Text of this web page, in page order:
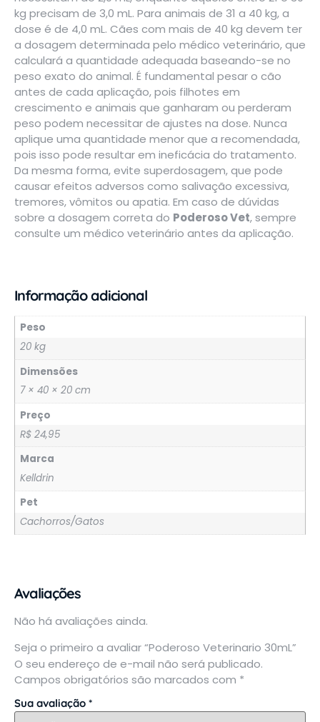
kg precisam de 3,0 mL. Para animais de 31 a 40 kg, a
dose é de 4,0 mL. Cães com mais de 40 kg devem ter
a dosagem determinada pelo médico veterinário, que
calculará a quantidade adequada baseando-se no
peso exato do animal. É fundamental pesar o cão
antes de cada aplicação, pois filhotes em
crescimento e animais que ganharam ou perderam
peso podem necessitar de ajustes na dose. Nunca
aplique uma quantidade menor que a recomendada,
pois isso pode resultar em ineficácia do tratamento.
Da mesma forma, evite superdosagem, que pode
causar efeitos adversos como salivação excessiva,
tremores, vômitos ou apatia. Em caso de dúvidas
sobre a dosagem correta do Poderoso Vet, sempre
consulte um médico veterinário antes da aplicação.
Informação adicional
Peso
20 kg
Dimensões
7 × 40 × 20 cm
Preço
R$ 24,95
Marca
Kelldrin
Pet
Cachorros/Gatos
Avaliações
Não há avaliações ainda.
Seja o primeiro a avaliar “Poderoso Veterinario 30mL”
O seu endereço de e-mail não será publicado.
Campos obrigatórios são marcados com *
Sua avaliação *